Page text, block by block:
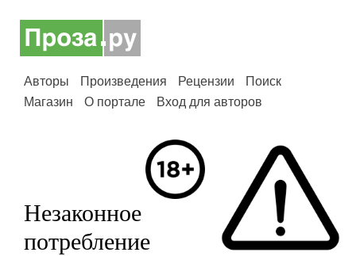
Авторы Произведения Рецензии
Поиск
Магазин
О портале Вход для авторов
Незаконное
потребление